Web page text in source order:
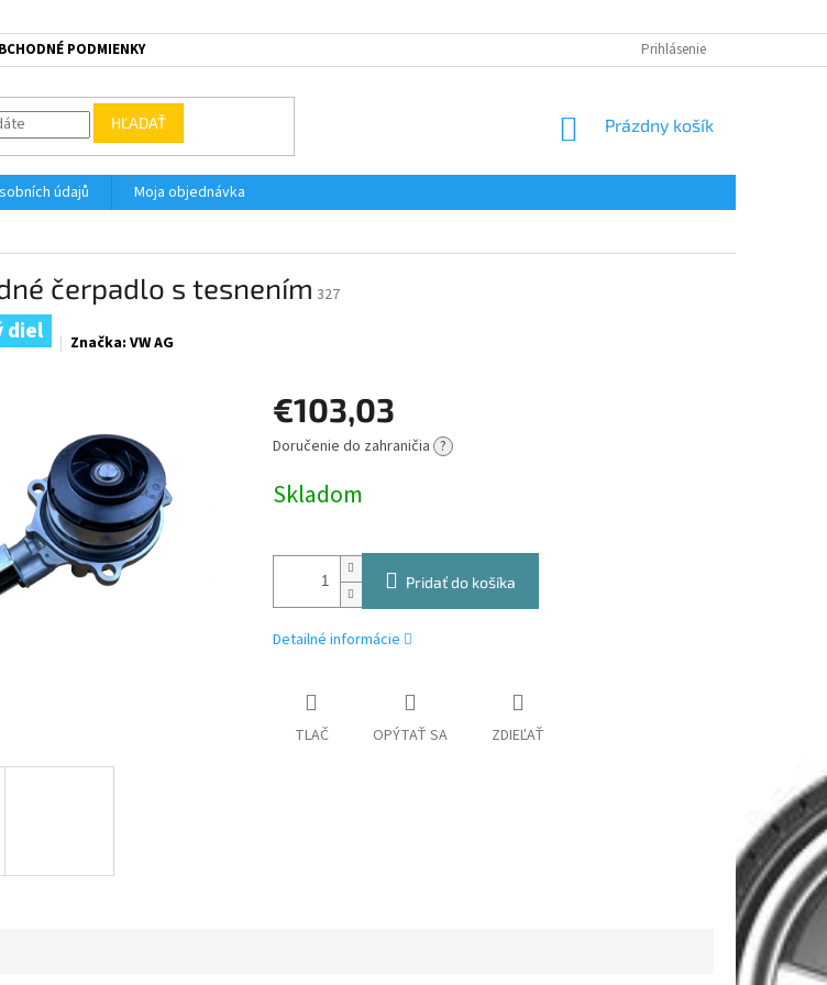
PODMIENKY Prihlásenie
HĽADAŤ
NÁKUPNÝ
Prázdny košík
údajů
Moja objednávka
čerpadlo s tesnením 327
diel Značka: VW AG
€103,03
Jednotková
Doručenie do zahraničia ?
Skladom
Pridať do košíka
Detailné informácie
TLAČ OPÝTAŤ SA ZDIEĽAŤ